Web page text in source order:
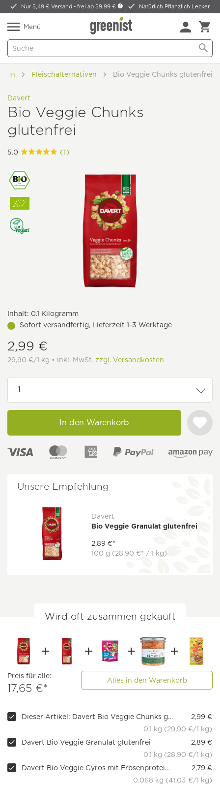
Nur 5,49 € Versand -frei ab 59,99 € Natürlich Pflanzlich Lecker
Menü
Fleischalternativen Bio Veggie Chunks glutenfrei
Davert
Bio Veggie Chunks
glutenfrei
5.0 (1)
Inhalt: 0.1 Kilogramm
Sofort versandfertig, Lieferzeit 1-3 Werktage
2,99 €
29,90 €/1 kg • inkl. MwSt. zzgl. Versandkosten
In den Warenkorb
Unsere Empfehlung
Davert
Bio Veggie Granulat glutenfrei
2,89 €*
100 g (28,90 €* / 1 kg)
Wird oft zusammen gekauft
Preis für alle:
17,65 €*
Alles in den Warenkorb
Dieser Artikel: Davert Bio Veggie Chunks glutenfrei
2,99 €
0.1 kg (29,90 €/1 kg)
Davert Bio Veggie Granulat glutenfrei
2,89 €
0.1 kg (28,90 €/1 kg)
Davert Bio Veggie Gyros mit Erbsenprotein 68g
2,79 €
0.068 kg (41,03 €/1 kg)